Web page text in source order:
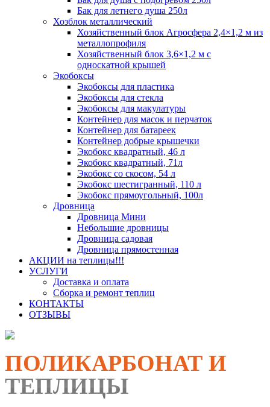
Бак для летнего душа 250л
Хозблок металлический
Хозяйственный блок Агросфера 2,4×1,2 м из
металлопрофиля
Хозяйственный блок 3,6×1,2 м с
односкатной крышей
Экобоксы
Экобоксы для пластика
Экобоксы для стекла
Экобоксы для макулатуры
Контейнер для масок и перчаток
Контейнер для батареек
Контейнер добрые крышечки
Экобокс квадратный, 46 л
Экобокс квадратный, 71л
Экобокс со скосом, 54 л
Экобокс шестигранный, 110 л
Экобокс прямоугольный, 100л
Дровница
Дровница Мини
Небольшие дровницы
Дровница садовая
Дровница прямостенная
АКЦИИ на теплицы!!!
УСЛУГИ
Доставка и оплата
Сборка и ремонт теплиц
КОНТАКТЫ
ОТЗЫВЫ
ПОЛИКАРБОНАТ И
ТЕПЛИЦЫ